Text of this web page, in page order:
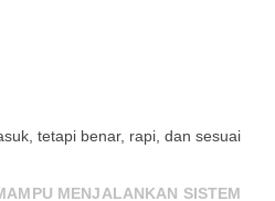
tetapi benar, rapi, dan sesuai
MENJALANKAN SISTEM